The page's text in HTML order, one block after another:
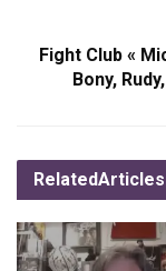
Fight Club «
Bony,
RelatedArticles